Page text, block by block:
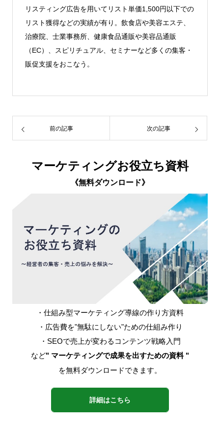
リスティング広告を用いてリスト単価1,500円以下での
リスト獲得などの実績が有り。飲食店や美容エステ、
治療院、士業事務所、健康食品通販や美容品通販
（EC）、スピリチュアル、セミナーなど多くの集客・
販促支援をおこなう。
前の記事 次の記事
マーケティングお役立ち資料
《無料ダウンロード》
・仕組み型マーケティング導線の作り方資料
・広告費を"無駄にしない"ための仕組み作り
・SEOで売上が変わるコンテンツ戦略入門
など" マーケティングで成果を出すための資料 "
を無料ダウンロードできます。
詳細はこちら